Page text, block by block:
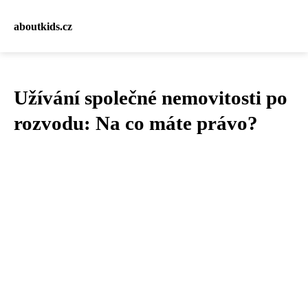
aboutkids.cz
Užívání společné nemovitosti po
rozvodu: Na co máte právo?